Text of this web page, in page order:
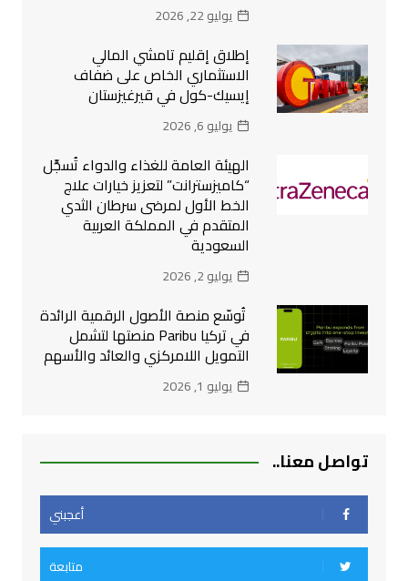
يوليو 22, 2026
إطلاق إقليم تامشي المالي
الاستثماري الخاص على ضفاف
إيسيك-كول في قيرغيزستان
يوليو 6, 2026
الهيئة العامة للغذاء والدواء تُسجِّل
“كاميزسترانت” لتعزيز خيارات علاج
الخط الأول لمرضى سرطان الثدي
المتقدم في المملكة العربية
السعودية
يوليو 2, 2026
تُوسّع منصة الأصول الرقمية الرائدة
في تركيا Paribu منصتها لتشمل
التمويل اللامركزي والعائد والأسهم
يوليو 1, 2026
تواصل معنا..
أعجبني
متابعة